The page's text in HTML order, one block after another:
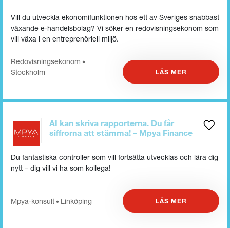
Vill du utveckla ekonomifunktionen hos ett av Sveriges snabbast
växande e-handelsbolag? Vi söker en redovisningsekonom som
vill växa i en entreprenöriell miljö.
Redovisnings­ekonom •
Stockholm LÄS MER
AI kan skriva rapporterna. Du får
siffrorna att stämma! – Mpya Finance
Du fantastiska controller som vill fortsätta utvecklas och lära dig
nytt – dig vill vi ha som kollega!
Mpya-konsult • Linköping LÄS MER